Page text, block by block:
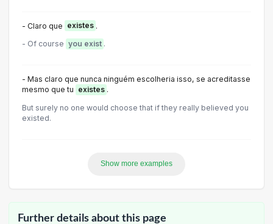
- Claro que existes .
- Of course you exist .
- Mas claro que nunca ninguém escolheria isso, se acreditasse
mesmo que tu existes .
But surely no one would choose that if they really believed you
existed.
Show more examples
Further details about this page